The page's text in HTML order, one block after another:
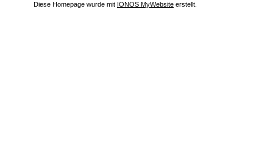
Diese Homepage wurde mit IONOS MyWebsite erstellt.